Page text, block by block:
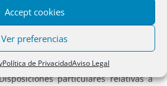
Accept cookies
Ver preferencias
Política de PrivacidadAviso Legal
formularios y documentos.
en especie
médicos durante la estancia
desplazadoen el lugar de trabajo.
particulares relativas a